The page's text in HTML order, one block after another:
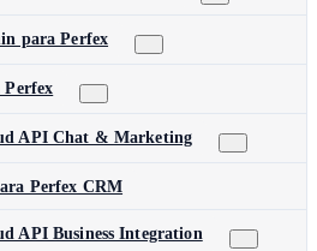
para Perfex
Perfex
API Chat & Marketing
Perfex CRM
API Business Integration